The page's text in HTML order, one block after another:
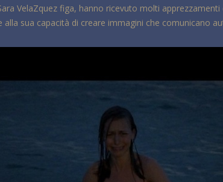
VelaZquez figa, hanno ricevuto molti
sua capacità di creare immagini che comunicano